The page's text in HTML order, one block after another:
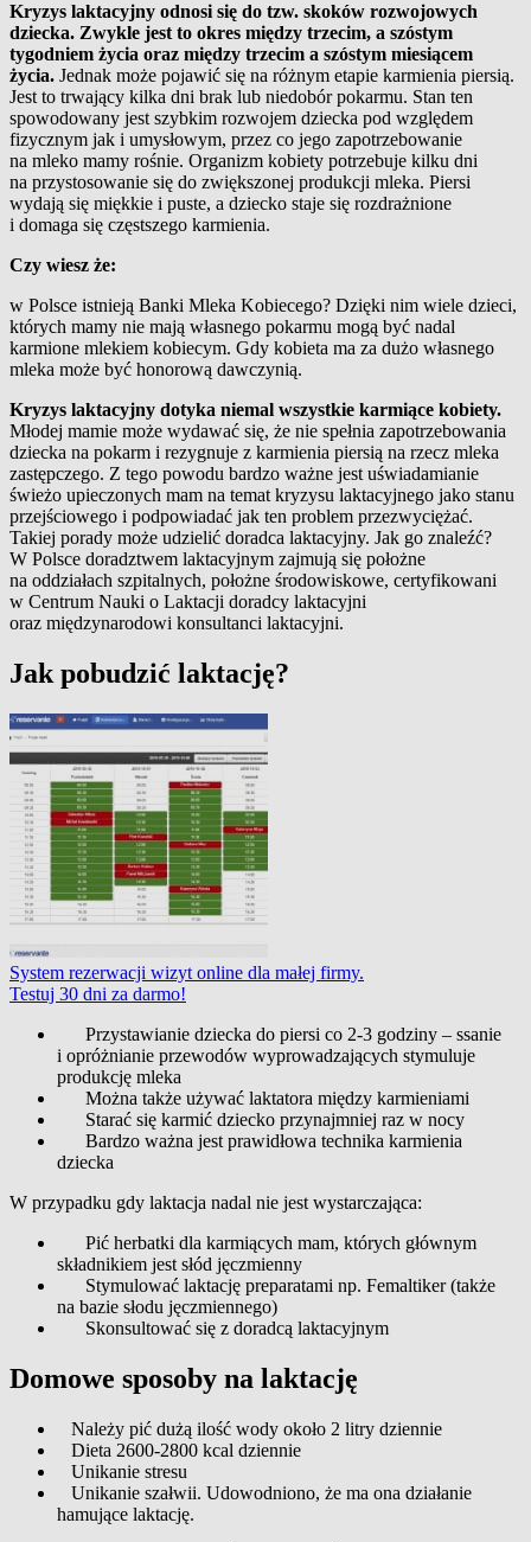
Kryzys laktacyjny odnosi się do tzw. skoków rozwojowych
dziecka. Zwykle jest to okres między trzecim, a szóstym
tygodniem życia oraz między trzecim a szóstym miesiącem
życia. Jednak może pojawić się na różnym etapie karmienia piersią.
Jest to trwający kilka dni brak lub niedobór pokarmu. Stan ten
spowodowany jest szybkim rozwojem dziecka pod względem
fizycznym jak i umysłowym, przez co jego zapotrzebowanie
na mleko mamy rośnie. Organizm kobiety potrzebuje kilku dni
na przystosowanie się do zwiększonej produkcji mleka. Piersi
wydają się miękkie i puste, a dziecko staje się rozdrażnione
i domaga się częstszego karmienia.
Czy wiesz że:
w Polsce istnieją Banki Mleka Kobiecego? Dzięki nim wiele dzieci,
których mamy nie mają własnego pokarmu mogą być nadal
karmione mlekiem kobiecym. Gdy kobieta ma za dużo własnego
mleka może być honorową dawczynią.
Kryzys laktacyjny dotyka niemal wszystkie karmiące kobiety.
Młodej mamie może wydawać się, że nie spełnia zapotrzebowania
dziecka na pokarm i rezygnuje z karmienia piersią na rzecz mleka
zastępczego. Z tego powodu bardzo ważne jest uświadamianie
świeżo upieczonych mam na temat kryzysu laktacyjnego jako stanu
przejściowego i podpowiadać jak ten problem przezwyciężać.
Takiej porady może udzielić doradca laktacyjny. Jak go znaleźć?
W Polsce doradztwem laktacyjnym zajmują się położne
na oddziałach szpitalnych, położne środowiskowe, certyfikowani
w Centrum Nauki o Laktacji doradcy laktacyjni
oraz międzynarodowi konsultanci laktacyjni.
Jak pobudzić laktację?
System rezerwacji wizyt online dla małej firmy.
Testuj 30 dni za darmo!
Przystawianie dziecka do piersi co 2-3 godziny – ssanie
i opróżnianie przewodów wyprowadzających stymuluje
produkcję mleka
Można także używać laktatora między karmieniami
Starać się karmić dziecko przynajmniej raz w nocy
Bardzo ważna jest prawidłowa technika karmienia
dziecka
W przypadku gdy laktacja nadal nie jest wystarczająca:
Pić herbatki dla karmiących mam, których głównym
składnikiem jest słód jęczmienny
Stymulować laktację preparatami np. Femaltiker (także
na bazie słodu jęczmiennego)
Skonsultować się z doradcą laktacyjnym
Domowe sposoby na laktację
Należy pić dużą ilość wody około 2 litry dziennie
Dieta 2600-2800 kcal dziennie
Unikanie stresu
Unikanie szałwii. Udowodniono, że ma ona działanie
hamujące laktację.